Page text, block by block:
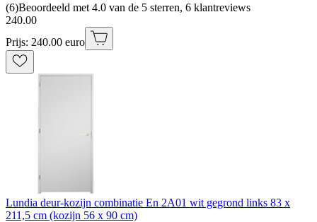
(6)Beoordeeld met 4.0 van de 5 sterren, 6 klantreviews
240.00
Prijs: 240.00 euro
Lundia deur-kozijn combinatie En 2A01 wit gegrond links 83 x
211,5 cm (kozijn 56 x 90 cm)